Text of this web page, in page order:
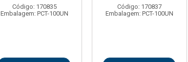
Código: 170835
Embalagem: PCT-100UN
Código: 170837
Embalagem: PCT-100UN